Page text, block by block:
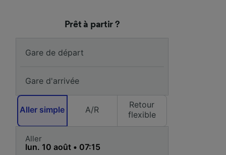
Prêt à partir ?
Aller simple A/R
Retour
flexible
Aller